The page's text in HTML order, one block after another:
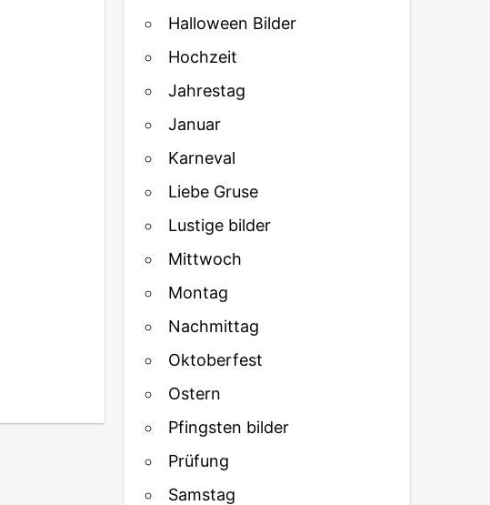
Halloween Bilder
Hochzeit
Jahrestag
Januar
Karneval
Liebe Gruse
Lustige bilder
Mittwoch
Montag
Nachmittag
Oktoberfest
Ostern
Pfingsten bilder
Prüfung
Samstag